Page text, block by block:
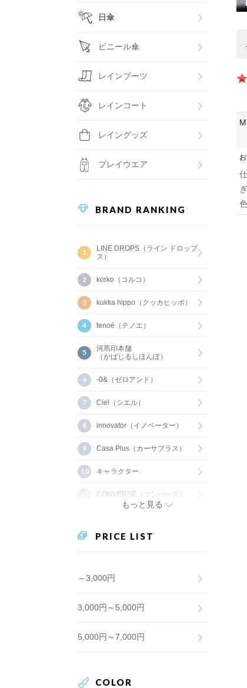
日傘
ビニール傘
レインブーツ
レインコート
レイングッズ
プレイウエア
BRAND RANKING
LINE DROPS（ライン ドロップ
ス）
korko（コルコ）
kukka hippo（クッカヒッポ）
tenoé（テノエ）
河馬印本舗
（かばじるしほんぽ）
-0&（ゼロアンド）
Ciel（シエル）
innovator（イノベーター）
Casa Plus（カーサプラス）
キャラクター
CONVERSE（コンバース）
もっと見る
PRICE LIST
～3,000円
3,000円～5,000円
5,000円～7,000円
COLOR